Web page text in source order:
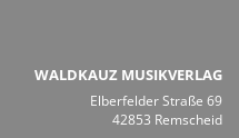
WALDKAUZ MUSIKVERLAG
Elberfelder Straße 69
42853 Remscheid